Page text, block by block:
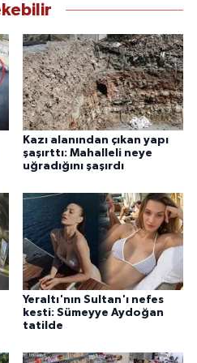
Kazı alanından çıkan yapı
şaşırttı: Mahalleli neye
uğradığını şaşırdı
Yeraltı'nın Sultan'ı nefes
kesti: Sümeyye Aydoğan
tatilde